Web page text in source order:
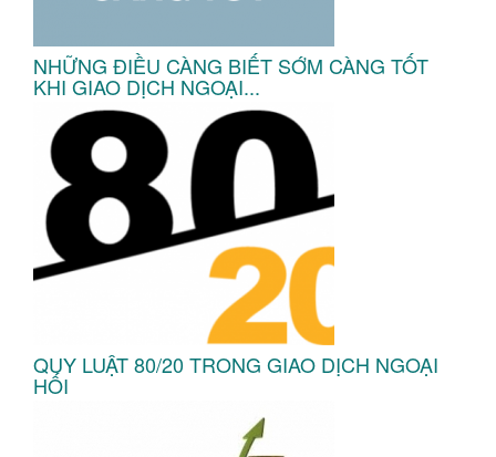
NHỮNG ĐIỀU CÀNG BIẾT SỚM CÀNG TỐT
KHI GIAO DỊCH NGOẠI...
QUY LUẬT 80/20 TRONG GIAO DỊCH NGOẠI
HỐI